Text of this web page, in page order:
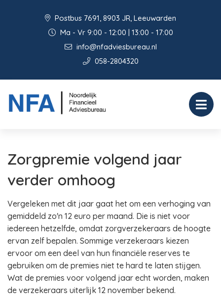
Postbus 7691, 8903 JR, Leeuwarden
Ma - Vr 9:00 - 12:00 | 13:00 - 17:00
info@nfadviesbureau.nl
058-2804320
Zorgpremie volgend jaar
verder omhoog
Vergeleken met dit jaar gaat het om een verhoging van
gemiddeld zo'n 12 euro per maand. Die is niet voor
iedereen hetzelfde, omdat zorgverzekeraars de hoogte
ervan zelf bepalen. Sommige verzekeraars kiezen
ervoor om een deel van hun financiële reserves te
gebruiken om de premies niet te hard te laten stijgen.
Wat de premies voor volgend jaar echt worden, maken
de verzekeraars uiterlijk 12 november bekend.